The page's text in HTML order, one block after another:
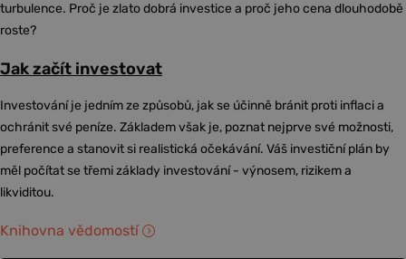
turbulence. Proč je zlato dobrá investice a proč jeho cena dlouhodobě
roste?
Jak začít investovat
Investování je jedním ze způsobů, jak se účinně bránit proti inflaci a
ochránit své peníze. Základem však je, poznat nejprve své možnosti,
preference a stanovit si realistická očekávání. Váš investiční plán by
měl počítat se třemi základy investování - výnosem, rizikem a
likviditou.
Knihovna vědomostí